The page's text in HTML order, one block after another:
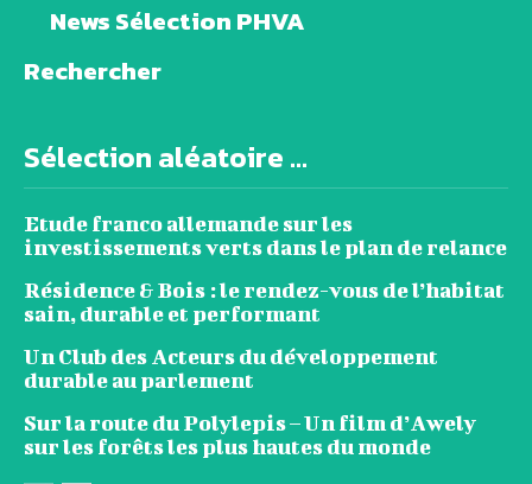
News Sélection PHVA
Rechercher
Sélection aléatoire ...
Etude franco allemande sur les
investissements verts dans le plan de relance
Résidence & Bois : le rendez-vous de l’habitat
sain, durable et performant
Un Club des Acteurs du développement
durable au parlement
Sur la route du Polylepis – Un film d’Awely
sur les forêts les plus hautes du monde